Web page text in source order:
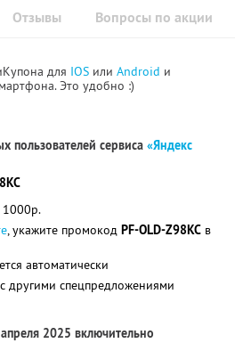
Отзывы Вопросы по акции
для IOS или Android и
Это удобно :)
пользователей сервиса «Яндекс
1000р.
, укажите промокод PF-OLD-Z98KC в
автоматически
другими спецпредложениями
2025 включительно